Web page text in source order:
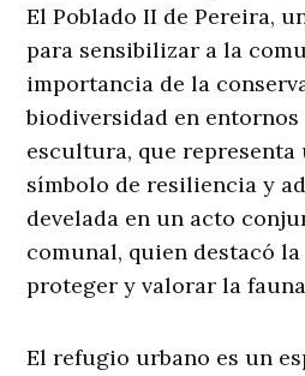
El Poblado II de Pereira,
para sensibilizar a la
importancia de la
biodiversidad en entornos
escultura, que representa
símbolo de resiliencia y
develada en un acto
comunal, quien destacó
proteger y valorar la
El refugio urbano es un